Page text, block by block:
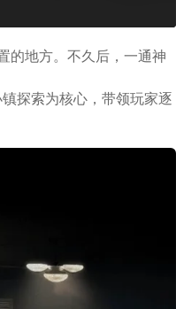
地方。不久后，一通神
探索为核心，带领玩家逐